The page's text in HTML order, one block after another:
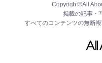
Copyright©All
掲載の記事・
すべてのコンテンツの無断